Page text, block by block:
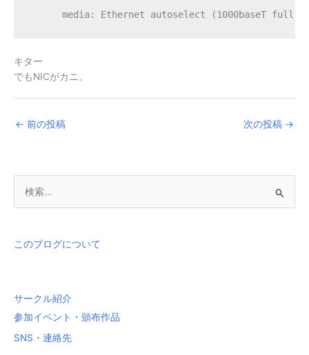
media: Ethernet autoselect (1000baseT full-
キター
でもNICがカニ。
← 前の投稿 次の投稿 →
象
このブログについて
サークル紹介
参加イベント・頒布作品
SNS・連絡先